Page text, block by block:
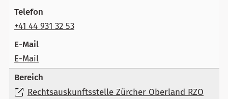
+41 44 931 32 53
E-Mail
Rechtsauskunftsstelle Zürcher Oberland RZO